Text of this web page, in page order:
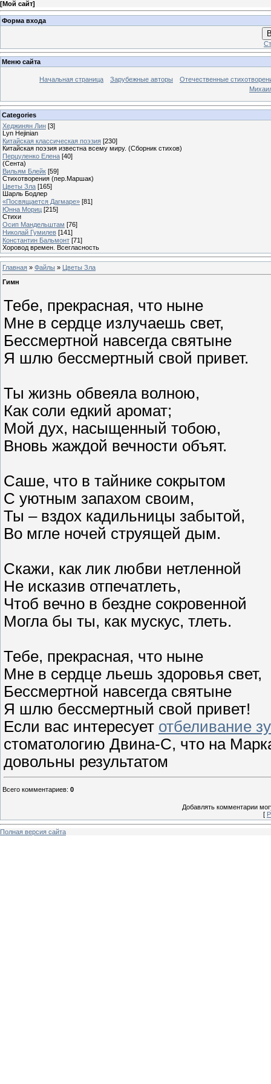
[Мой сайт]
Форма входа
Меню сайта
Начальная страница Зарубежные авторы
Отечественные
Categories
Хеджинян Лин [3]
Lyn Hejinian
Китайская классическая поэзия [230]
Китайская поэзия известна всему миру. (Сборник стихов)
Перцуленко Елена [40]
(Сента)
Вильям Блейк [59]
Стихотворения (пер.Маршак)
Цветы Зла [165]
Шарль Бодлер
«Посвящается Дагмаре» [81]
Юнна Мориц [215]
Стихи
Осип Мандельштам [76]
Николай Гумилев [141]
Константин Бальмонт [71]
Хоровод времен. Всегласность
Главная » Файлы » Цветы Зла
Гимн
Тебе, прекрасная, что ныне
Мне в сердце излучаешь свет,
Бессмертной навсегда святыне
Я шлю бессмертный свой привет.
Ты жизнь обвеяла волною,
Как соли едкий аромат;
Мой дух, насыщенный тобою,
Вновь жаждой вечности объят.
Саше, что в тайнике сокрытом
С уютным запахом своим,
Ты – вздох кадильницы забытой,
Во мгле ночей струящей дым.
Скажи, как лик любви нетленной
Не исказив отпечатлеть,
Чтоб вечно в бездне сокровенной
Могла бы ты, как мускус, тлеть.
Тебе, прекрасная, что ныне
Мне в сердце льешь здоровья свет,
Бессмертной навсегда святыне
Я шлю бессмертный свой привет!
Если вас интересует отбеливание
стоматологию Двина-С, что на
довольны результатом
Всего комментариев: 0
Добавлять комментарии
[
Полная версия сайта